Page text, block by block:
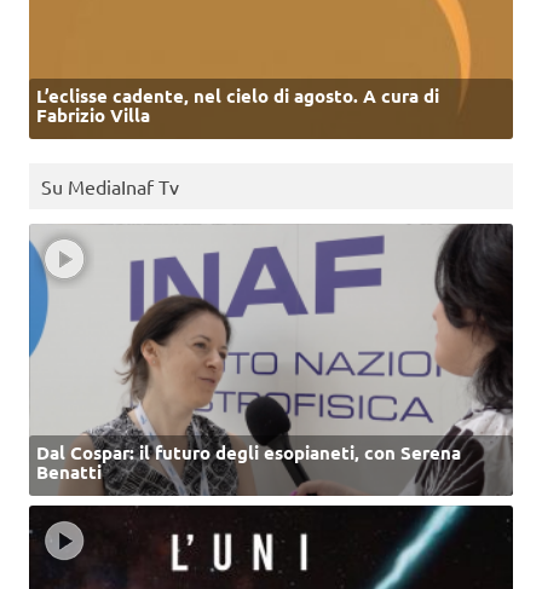
L’eclisse cadente, nel cielo di agosto. A cura di
Fabrizio Villa
Su MediaInaf Tv
Dal Cospar: il futuro degli esopianeti, con Serena
Benatti